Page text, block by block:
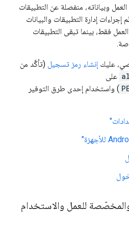
وبياناته، منفصلة عن التطبيقات
إدارة التطبيقات والبيانات
فقط، بينما تبقى التطبيقات
عليك إنشاء رمز تسجيل (تأكَّد من
على
) واستخدام إحدى طرق التوفير
والمخصّصة للعمل والاستخدام